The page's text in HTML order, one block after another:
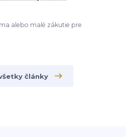
alebo malé zákutie pre
články